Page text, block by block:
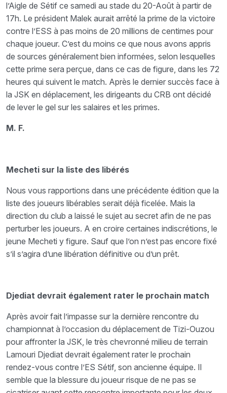
l’Aigle de Sétif ce samedi au stade du 20-Août à partir de
17h. Le président Malek aurait arrêté la prime de la victoire
contre l’ESS à pas moins de 20 millions de centimes pour
chaque joueur. C’est du moins ce que nous avons appris
de sources généralement bien informées, selon lesquelles
cette prime sera perçue, dans ce cas de figure, dans les 72
heures qui suivent le match. Après le dernier succès face à
la JSK en déplacement, les dirigeants du CRB ont décidé
de lever le gel sur les salaires et les primes.
M. F.
Mecheti sur la liste des libérés
Nous vous rapportions dans une précédente édition que la
liste des joueurs libérables serait déjà ficelée. Mais la
direction du club a laissé le sujet au secret afin de ne pas
perturber les joueurs. A en croire certaines indiscrétions, le
jeune Mecheti y figure. Sauf que l’on n’est pas encore fixé
s’il s’agira d’une libération définitive ou d’un prêt.
Djediat devrait également rater le prochain match
Après avoir fait l’impasse sur la dernière rencontre du
championnat à l’occasion du déplacement de Tizi-Ouzou
pour affronter la JSK, le très chevronné milieu de terrain
Lamouri Djediat devrait également rater le prochain
rendez-vous contre l’ES Sétif, son ancienne équipe. Il
semble que la blessure du joueur risque de ne pas se